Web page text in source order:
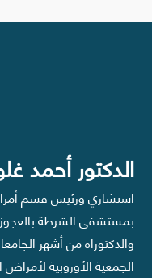
الدكتور أحمد
استشاري ورئيس قسم
بمستشفى الشرطة
والدكتوراه من أشهر
الجمعية الأوروبية لأمراض